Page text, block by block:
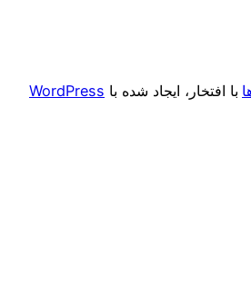
با افتخار، ایجاد شده با WordPress